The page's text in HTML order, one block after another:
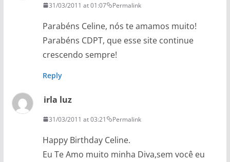
31/03/2011 at 01:07 Permalink
Parabéns Celine, nós te amamos muito!
Parabéns CDPT, que esse site continue
crescendo sempre!
Reply
irla luz
31/03/2011 at 03:21 Permalink
Happy Birthday Celine.
Eu Te Amo muito minha Diva,sem você eu